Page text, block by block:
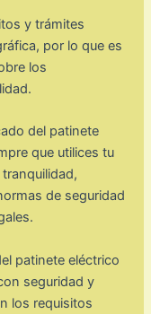
y trámites
por lo que es
los
del patinete
que utilices tu
de seguridad
patinete eléctrico
seguridad y
los requisitos